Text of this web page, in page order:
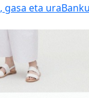
gasa eta ura